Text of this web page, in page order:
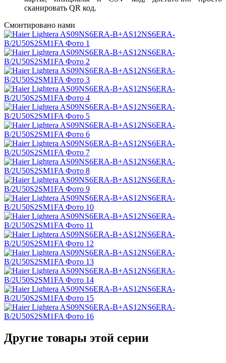
сканировать QR код.
Смонтировано нами
Другие товары этой серии